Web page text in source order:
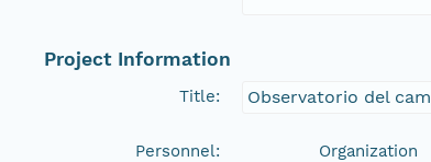
Project Information
Title: Observatorio del
Personnel: Organization